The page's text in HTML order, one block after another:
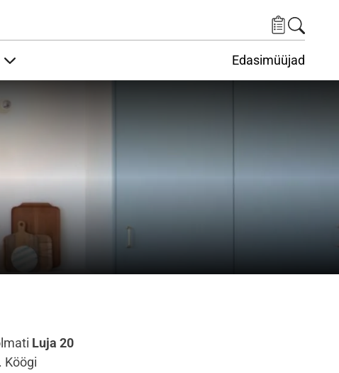
Edasimüüjad
Luja 20
Köögi